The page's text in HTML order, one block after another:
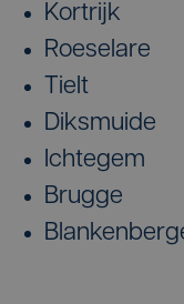
Kortrijk
Roeselare
Tielt
Diksmuide
Ichtegem
Brugge